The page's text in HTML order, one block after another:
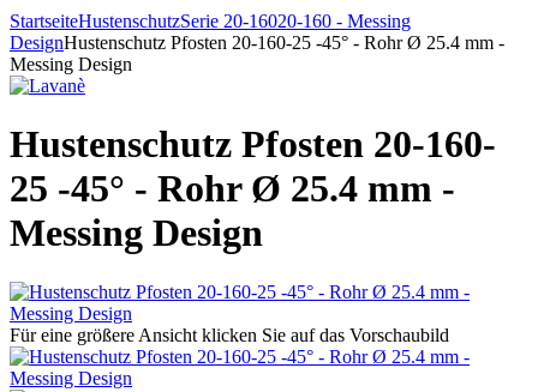
StartseiteHustenschutzSerie 20-16020-160 - Messing
DesignHustenschutz Pfosten 20-160-25 -45° - Rohr Ø 25.4 mm -
Messing Design
Hustenschutz Pfosten 20-160-
25 -45° - Rohr Ø 25.4 mm -
Messing Design
Für eine größere Ansicht klicken Sie auf das Vorschaubild